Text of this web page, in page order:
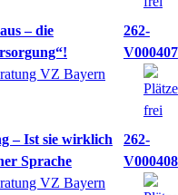
– die
262-
V000407
VZ Bayern
– Ist sie wirklich
Sprache
262-
V000408
VZ Bayern